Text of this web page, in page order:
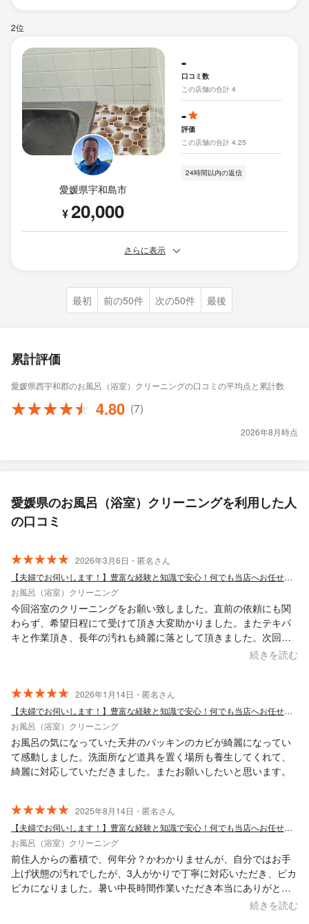
2位
愛媛県宇和島市
¥20,000
-
口コミ数
この店舗の合計 4
-
評価
この店舗の合計 4.25
24時間以内の返信
さらに表示
最初 前の50件 次の50件 最後
累計評価
愛媛県西宇和郡のお風呂（浴室）クリーニングの口コミの平均点と累計数
4.80 (7)
2026年8月時点
愛媛県のお風呂（浴室）クリーニングを利用した人
の口コミ
2026年3月6日・匿名さん
【夫婦でお伺いします！】豊富な経験と知識で安心！何でも当店へお任せください！
お風呂（浴室）クリーニング
今回浴室のクリーニングをお願い致しました。直前の依頼にも関
わらず、希望日程にて受けて頂き大変助かりました。またテキパ
キと作業頂き、長年の汚れも綺麗に落として頂きました。次回も
続きを読む
2026年1月14日・匿名さん
【夫婦でお伺いします！】豊富な経験と知識で安心！何でも当店へお任せください！
お風呂（浴室）クリーニング
お風呂の気になっていた天井のパッキンのカビが綺麗になってい
て感動しました。洗面所など道具を置く場所も養生してくれて、
綺麗に対応していただきました。またお願いしたいと思います。
2025年8月14日・匿名さん
【夫婦でお伺いします！】豊富な経験と知識で安心！何でも当店へお任せください！
お風呂（浴室）クリーニング
前住人からの蓄積で、何年分？かわかりませんが、自分ではお手
上げ状態の汚れでしたが、3人がかりで丁寧に対応いただき、ピカ
ピカになりました。暑い中長時間作業いただき本当にありがとう
続きを読む